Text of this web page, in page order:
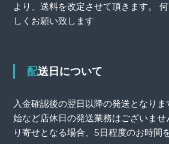
より、送料を改定させて頂きます。
しくお願い致します
配送日について
入金確認後の翌日以降の発送となり
始など店休日の発送業務はございませ
り寄せとなる場合、5日程度のお時間